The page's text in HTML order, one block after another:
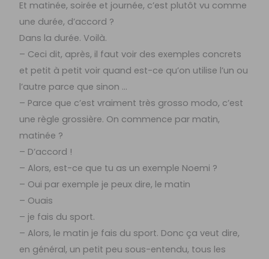
Et matinée, soirée et journée, c’est plutôt vu comme
une durée, d’accord ?
Dans la durée. Voilà.
– Ceci dit, après, il faut voir des exemples concrets
et petit à petit voir quand est-ce qu’on utilise l’un ou
l’autre parce que sinon …
– Parce que c’est vraiment très grosso modo, c’est
une règle grossière. On commence par matin,
matinée ?
– D’accord !
– Alors, est-ce que tu as un exemple Noemi ?
– Oui par exemple je peux dire, le matin
– Ouais
– je fais du sport.
– Alors, le matin je fais du sport. Donc ça veut dire,
en général, un petit peu sous-entendu, tous les